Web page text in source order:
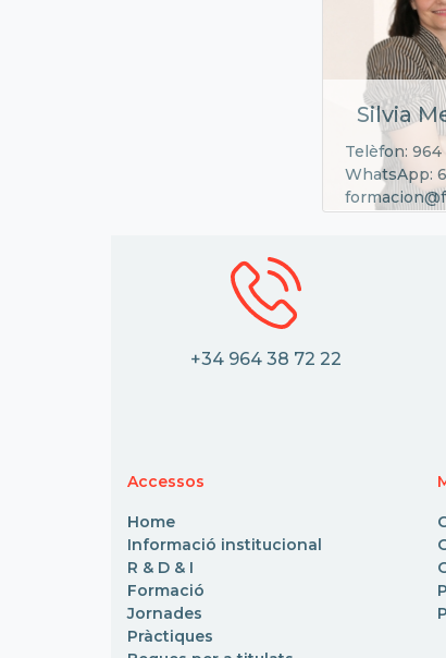
Silvia
Telèfon:
WhatsApp:
+34 964 38 72 22
Accessos
Home
Informació institucional
R & D & I
Formació
Jornades
Pràctiques